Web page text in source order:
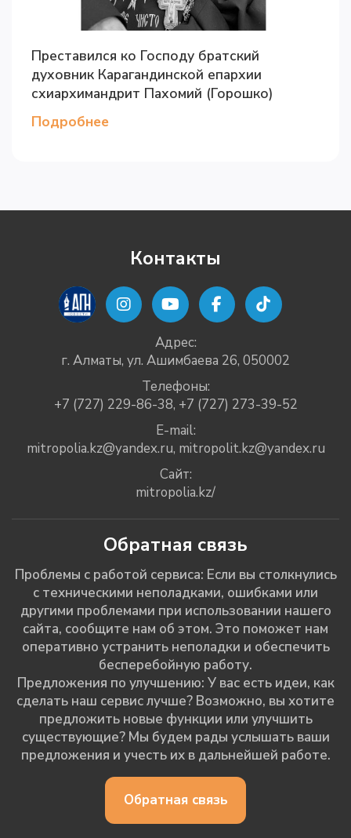
Преставился ко Господу братский
духовник Карагандинской епархии
схиархимандрит Пахомий (Горошко)
Подробнее
Контакты
Адрес:
г. Алматы, ул. Ашимбаева 26, 050002
Телефоны:
+7 (727) 229-86-38, +7 (727) 273-39-52
E-mail:
mitropolia.kz@yandex.ru, mitropolit.kz@yandex.ru
Сайт:
mitropolia.kz/
Обратная связь
Проблемы с работой сервиса: Если вы столкнулись
с техническими неполадками, ошибками или
другими проблемами при использовании нашего
сайта, сообщите нам об этом. Это поможет нам
оперативно устранить неполадки и обеспечить
бесперебойную работу.
Предложения по улучшению: У вас есть идеи, как
сделать наш сервис лучше? Возможно, вы хотите
предложить новые функции или улучшить
существующие? Мы будем рады услышать ваши
предложения и учесть их в дальнейшей работе.
Обратная связь